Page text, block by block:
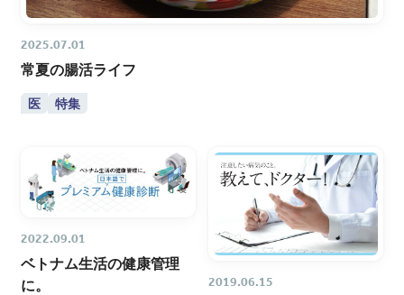
2025.07.01
常夏の腸活ライフ
医 特集
2022.09.01
ベトナム生活の健康管理
に。
2019.06.15